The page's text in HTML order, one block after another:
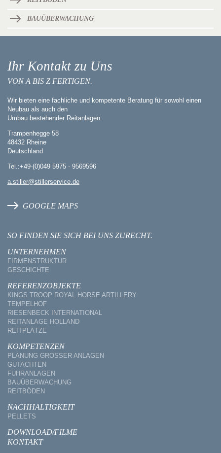
BAUÜBERWACHUNG
Ihr Kontakt zu Uns
VON A BIS Z FERTIGEN.
Wir bieten eine fachliche und kompetente Beratung für sowohl einen
Neubau als auch den
Umbau bestehender Reitanlagen.
Trampenhegge 58
48432 Rheine
Deutschland
Tel.:+49-(0)049 5975 - 9569596
a.stiller@stillerservice.de
GOOGLE MAPS
SO FINDEN SIE SICH BEI UNS ZURECHT.
UNTERNEHMEN
FIRMENSTRUKTUR
GESCHICHTE
REFERENZOBJEKTE
KINGS TROOP ROYAL HORSE ARTILLERY
TEMPELHOF
RIESENBECK INTERNATIONAL
REITANLAGE HOLLAND
REITPLÄTZE
KOMPETENZEN
PLANUNG GROSSER ANLAGEN
GUTACHTEN
FÜHRANLAGEN
BAUÜBERWACHUNG
REITBÖDEN
NACHHALTIGKEIT
PELLETS
DOWNLOAD/FILME
KONTAKT